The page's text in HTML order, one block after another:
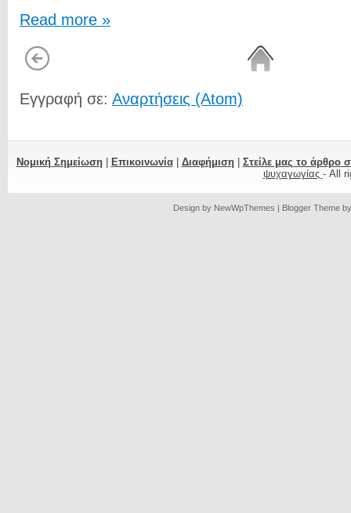
Read more »
Εγγραφή σε: Αναρτήσεις (Atom)
Νομική Σημείωση| Επικοινωνία| Διαφήμιση| Στείλε μας το άρθρο
ψυχαγωγίας - All
Design by NewWpThemes | Blogger Theme